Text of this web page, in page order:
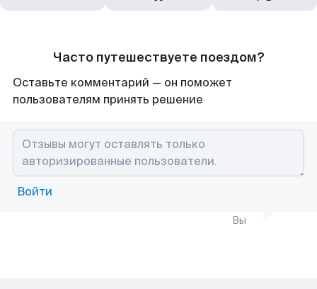
Часто путешествуете поездом?
Оставьте комментарий — он поможет
пользователям принять решение
Войти
Вы